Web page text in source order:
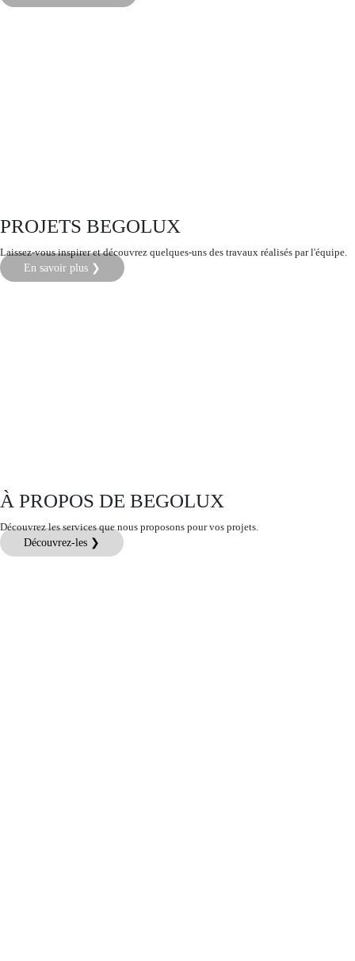
PROJETS BEGOLUX
Laissez-vous inspirer et découvrez quelques-uns des travaux réalisés par l'équipe.
En savoir plus ❯
À PROPOS DE BEGOLUX
Découvrez les services que nous proposons pour vos projets.
Découvrez-les ❯